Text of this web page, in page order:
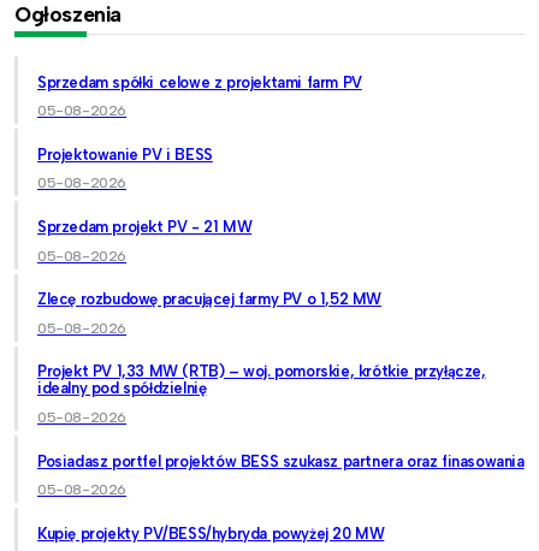
Ogłoszenia
Sprzedam spółki celowe z projektami farm PV
05-08-2026
Projektowanie PV i BESS
05-08-2026
Sprzedam projekt PV - 21 MW
05-08-2026
Zlecę rozbudowę pracującej farmy PV o 1,52 MW
05-08-2026
Projekt PV 1,33 MW (RTB) – woj. pomorskie, krótkie przyłącze,
idealny pod spółdzielnię
05-08-2026
Posiadasz portfel projektów BESS szukasz partnera oraz finasowania
05-08-2026
Kupię projekty PV/BESS/hybryda powyżej 20 MW